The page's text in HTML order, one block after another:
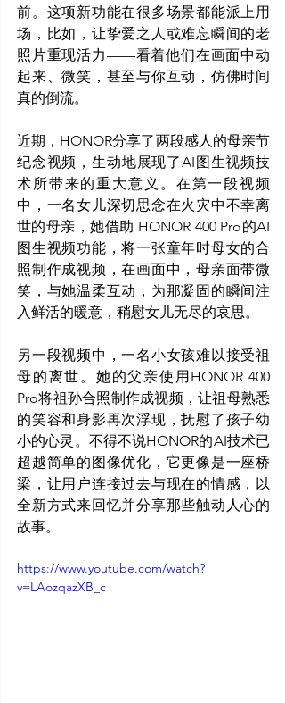
前。这项新功能在很多场景都能派上用
场，比如，让挚爱之人或难忘瞬间的老
照片重现活力——看着他们在画面中动
起来、微笑，甚至与你互动，仿佛时间
真的倒流。
近期，HONOR分享了两段感人的母亲节
纪念视频，生动地展现了AI图生视频技
术所带来的重大意义。在第一段视频
中，一名女儿深切思念在火灾中不幸离
世的母亲，她借助 HONOR 400 Pro的AI
图生视频功能，将一张童年时母女的合
照制作成视频，在画面中，母亲面带微
笑，与她温柔互动，为那凝固的瞬间注
入鲜活的暖意，稍慰女儿无尽的哀思。
另一段视频中，一名小女孩难以接受祖
母的离世。她的父亲使用HONOR 400
Pro将祖孙合照制作成视频，让祖母熟悉
的笑容和身影再次浮现，抚慰了孩子幼
小的心灵。不得不说HONOR的AI技术已
超越简单的图像优化，它更像是一座桥
梁，让用户连接过去与现在的情感，以
全新方式来回忆并分享那些触动人心的
故事。
https://www.youtube.com/watch?
v=LAozqazXB_c